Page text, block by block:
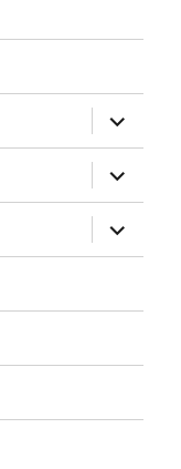
위
메
확
장
위
메
확
장
위
메
장